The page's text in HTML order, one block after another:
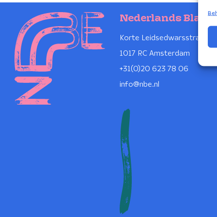
Nederlands
Korte Leidsedwarsstraat 12
1017 RC Amsterdam
+31(0)20 623 78 06
info@nbe.nl